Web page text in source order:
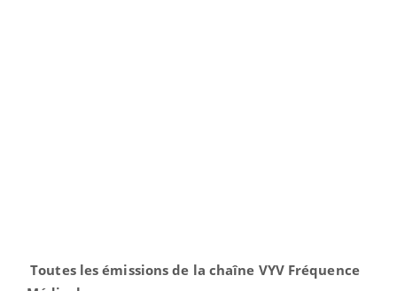
Toutes les émissions de la chaîne VYV Fréquence